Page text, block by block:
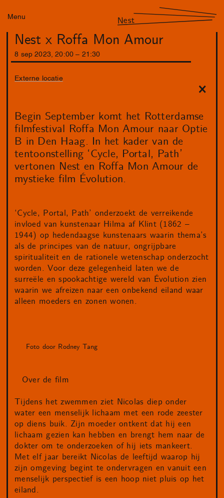
Menu Nest
Nest x Roffa Mon Amour
8 sep 2023 ,20 :00 21 :30
Externe locatie
Begin September komt het Rotterdamse
filmfestival Roffa Mon Amour naar Optie
B in Den Haag. In het kader van de
tentoonstelling ‘Cycle, Portal, Path’
vertonen Nest en Roffa Mon Amour de
mystieke film Évolution.
‘Cycle, Portal, Path’ onderzoekt de verreikende
invloed van kunstenaar Hilma af Klint (1862 –
1944) op hedendaagse kunstenaars waarin thema’s
als de principes van de natuur, ongrijpbare
spiritualiteit en de rationele wetenschap onderzocht
worden. Voor deze gelegenheid laten we de
surreële en spookachtige wereld van Évolution zien
waarin we afreizen naar een onbekend eiland waar
alleen moeders en zonen wonen.
Foto door Rodney Tang
Over de film
Tijdens het zwemmen ziet Nicolas diep onder
water een menselijk lichaam met een rode zeester
op diens buik. Zijn moeder ontkent dat hij een
lichaam gezien kan hebben en brengt hem naar de
dokter om te onderzoeken of hij iets mankeert.
Met elf jaar bereikt Nicolas de leeftijd waarop hij
zijn omgeving begint te ondervragen en vanuit een
menselijk perspectief is een hoop niet pluis op het
eiland.